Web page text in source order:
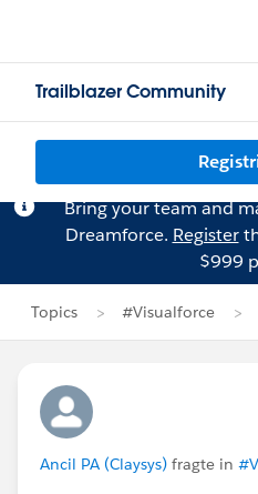
Trailblazer Community
Bring your team and
Dreamforce. Register
$999
Topics #Visualforce
Ancil PA (Claysys) fragte in